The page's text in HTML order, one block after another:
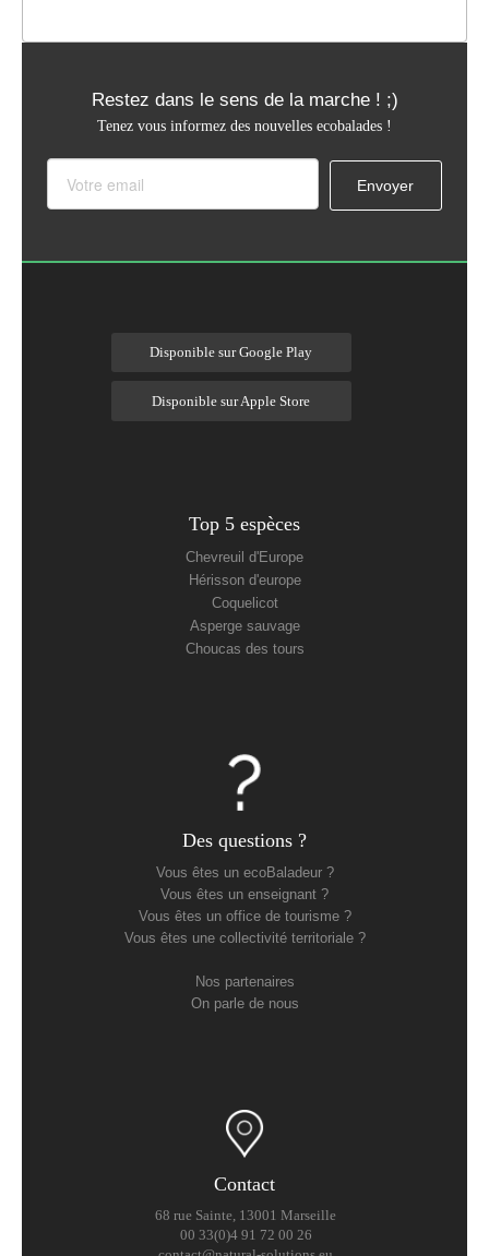
Restez dans le sens de la marche ! ;)
Tenez vous informez des nouvelles ecobalades !
Disponible sur Google Play
Disponible sur Apple Store
Top 5 espèces
Chevreuil d'Europe
Hérisson d'europe
Coquelicot
Asperge sauvage
Choucas des tours
Des questions ?
Vous êtes un ecoBaladeur ?
Vous êtes un enseignant ?
Vous êtes un office de tourisme ?
Vous êtes une collectivité territoriale ?
Nos partenaires
On parle de nous
Contact
68 rue Sainte, 13001 Marseille
00 33(0)4 91 72 00 26